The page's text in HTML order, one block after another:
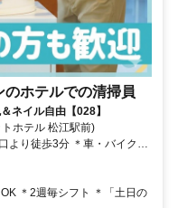
ホテルでの清掃員
ネイル自由【028】
ホテル 松江駅前)
より徒歩3分 ＊車・バイク通
＊2週毎シフト ＊「土日の